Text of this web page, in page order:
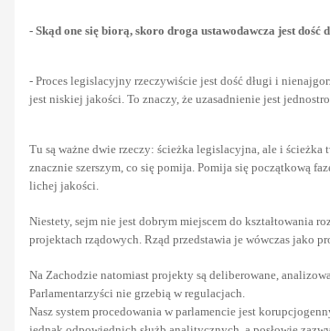
- Skąd one się biorą, skoro droga ustawodawcza jest
- Proces legislacyjny rzeczywiście jest dość długi i
jest niskiej jakości. To znaczy, że uzasadnienie jest
Tu są ważne dwie rzeczy: ścieżka legislacyjna, ale i
znacznie szerszym, co się pomija. Pomija się początkową
lichej jakości.
Niestety, sejm nie jest dobrym miejscem do kształtowania
projektach rządowych. Rząd przedstawia je wówczas jako
Na Zachodzie natomiast projekty są deliberowane,
Parlamentarzyści nie grzebią w regulacjach.
Nasz system procedowania w parlamencie jest